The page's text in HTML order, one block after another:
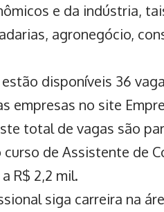
e da indústria,
agronegócio,
disponíveis 36
empresas no site
total de vagas são
curso de Assistente de
R$ 2,2 mil.
siga carreira na